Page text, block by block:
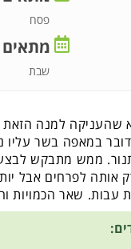
פסח
שבת
שהעניקה למנה
במאפה בשר עליו
ממש מתבקש
אותה לפרחים אבל
עבות. שאר הכמויות